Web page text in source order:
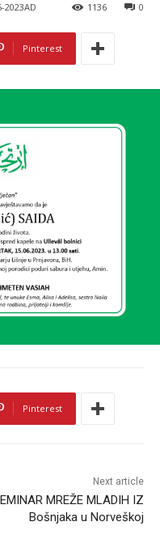
2023AD 0
1136
Pinterest
Pinterest
Next article
MREŽE MLADIH IZ
Bošnjaka u Norveškoj